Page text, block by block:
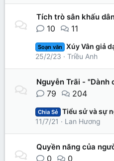
Tích trò sân khấu
10 11
Soạn văn
Xúy Vân giả
25/2/23
Triều Anh
Nguyễn Trãi - "Dành
79 204
Chia Sẻ
Tiểu sử và sự
11/7/21
Lan Hương
Quyền năng của
0 0